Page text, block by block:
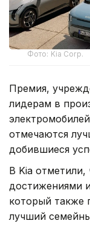
Фото: Kia Corp.
Премия,
лидерам в
отмечаются
добившиеся
В Kia отметили,
достижениями
который также
лучший